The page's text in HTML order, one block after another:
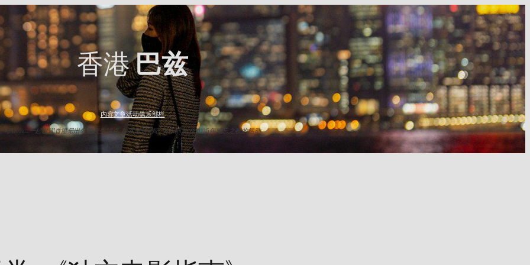
香港巴兹
内容文章活动俱乐部栏
与HK Baz一起发现香港最出名的夜生活点. 探索最佳酒吧,俱乐部,以及2025年难忘之夜的活动.